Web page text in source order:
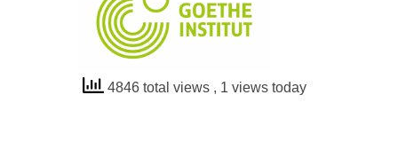
4846 total views , 1 views today